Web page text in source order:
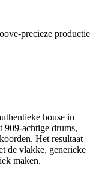
precieze productie
house in
909-achtige drums,
Het resultaat
de vlakke, generieke
maken.